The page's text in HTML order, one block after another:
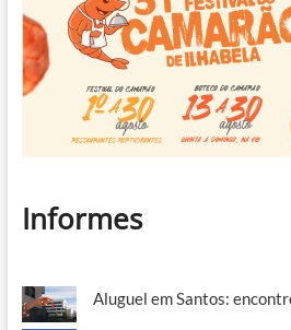
Informes
Aluguel em Santos: